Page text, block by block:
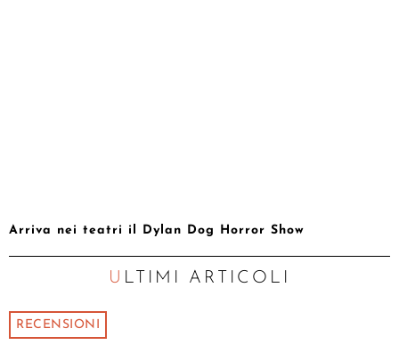
Arriva nei teatri il Dylan Dog Horror Show
ULTIMI ARTICOLI
RECENSIONI